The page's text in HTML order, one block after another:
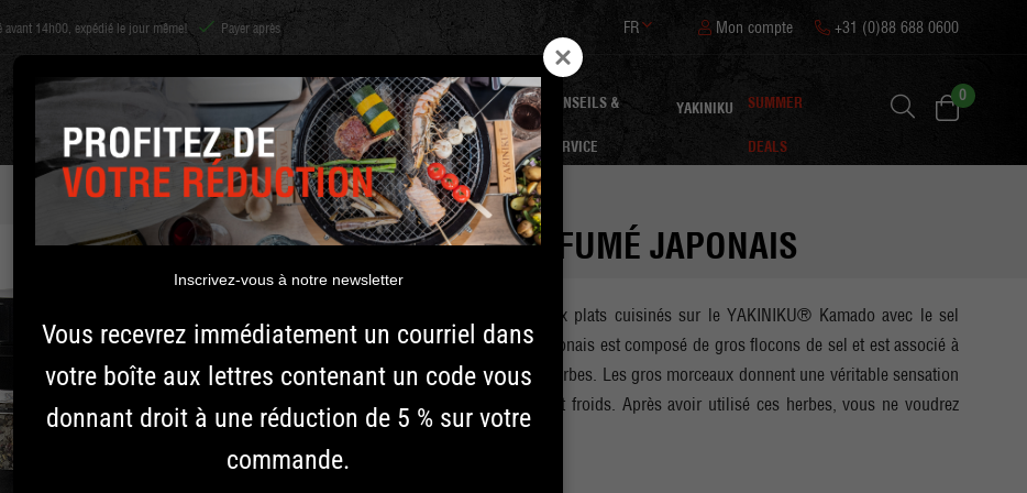
avant 14h00, expédié le jour même! Payer après +31 (0)88 688 0600
Mon compte
FR
ACCESSOIRES CHARBON ET
BOIS
ÉPICES INSPIRATION CONSEILS &
SERVICE
YAKINIKU SUMMER
DEALS
0
YAKINIKU SEL FUMÉ JAPONAIS
Ajoutez une saveur raffinée aux plats cuisinés sur le YAKINIKU® Kamado avec le sel
fumé japonais. Ce sel fumé japonais est composé de gros flocons de sel et est associé à
des baies roses et à diverses herbes. Les gros morceaux donnent une véritable sensation
de goût aux produits chauds et froids. Après avoir utilisé ces herbes, vous ne voudrez
plus rien faire d'autre !
Plus d'informations
Inscrivez-vous à notre newsletter
Vous recevrez immédiatement un courriel dans
votre boîte aux lettres contenant un code vous
donnant droit à une réduction de 5 % sur votre
commande.